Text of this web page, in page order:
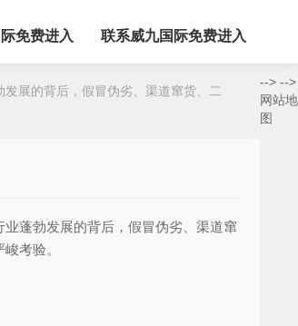
免费进入 联系威九国际免费进入
展的背后，假冒伪劣、渠道窜货、二
蓬勃发展的背后，假冒伪劣、渠道窜
考验。
--> -->
网站地
图